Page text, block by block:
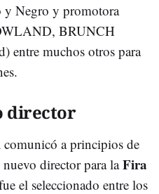
y Negro y promotora
BRUNCH
entre muchos otros para
director
comunicó a principios de
director para laFira
el seleccionado entre los